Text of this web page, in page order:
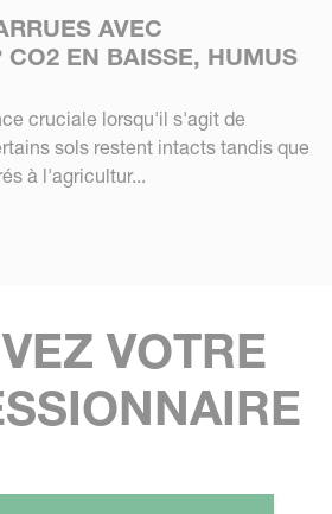
AVEC
CO2 EN BAISSE, HUMUS
cruciale lorsqu'il s'agit de
sols restent intacts tandis que
à l'agricultur...
VOTRE